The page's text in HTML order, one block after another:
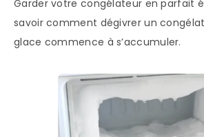
Garder votre congélateur en parfait
savoir comment dégivrer un
glace commence à s’accumuler.